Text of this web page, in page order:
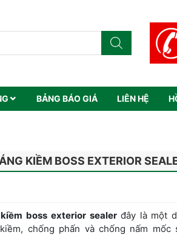
BẢNG BÁO GIÁ LIÊN HỆ
KIỀM BOSS EXTERIOR
boss exterior sealer đây là một
chống phấn và chống nấm mốc